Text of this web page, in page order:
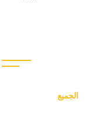
الجميع